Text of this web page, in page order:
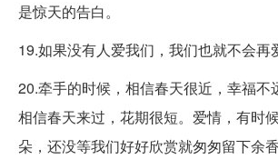
是惊天的告白。
19.如果没有人爱我们，我们也就不会再
20.牵手的时候，相信春天很近，幸福不
相信春天来过，花期很短。爱情，有时
朵，还没等我们好好欣赏就匆匆留下余香